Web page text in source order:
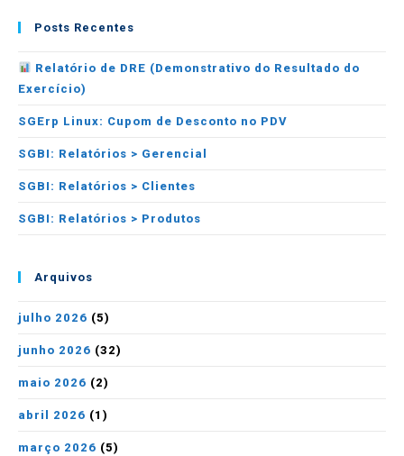
Posts Recentes
Relatório de DRE (Demonstrativo do Resultado do
Exercício)
SGErp Linux: Cupom de Desconto no PDV
SGBI: Relatórios > Gerencial
SGBI: Relatórios > Clientes
SGBI: Relatórios > Produtos
Arquivos
julho 2026 (5)
junho 2026 (32)
maio 2026 (2)
abril 2026 (1)
março 2026 (5)